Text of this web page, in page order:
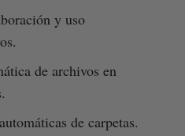
y uso
de archivos en
de carpetas.